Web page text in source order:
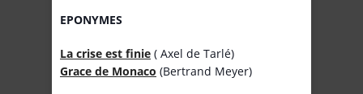
EPONYMES
La crise est finie ( Axel de Tarlé)
Grace de Monaco (Bertrand Meyer)